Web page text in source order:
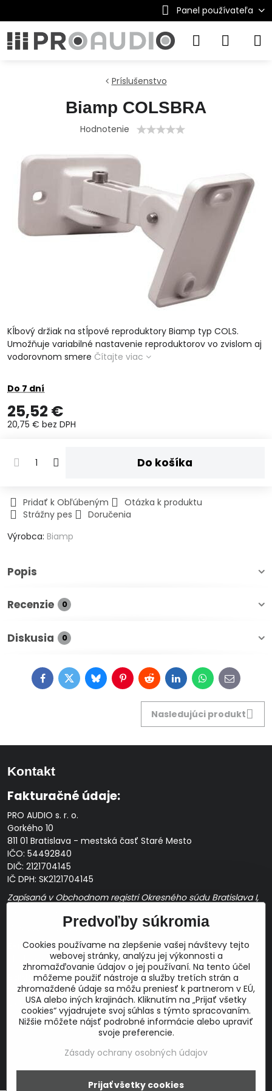
Panel používateľa
Príslušenstvo
Biamp COLSBRA
Hodnotenie
Kĺbový držiak na stĺpové reproduktory Biamp typ COLS.
Umožňuje variabilné nastavenie reproduktorov vo zvislom aj
vodorovnom smere Čítajte viac
Do 7 dní
25,52 €
20,75 € bez DPH
Do košíka
Pridať k Obľúbeným
Otázka k produktu
Strážny pes
Doručenia
Výrobca: Biamp
Popis
Recenzie 0
Diskusia 0
FacebookTwitterBlueskyPinterestRedditLinkedInWhatsApp
E-
mail
Nasledujúci produkt
Kontakt
Fakturačné údaje:
PRO AUDIO s. r. o.
Gorkého 10
811 01 Bratislava - mestská časť Staré Mesto
IČO: 54492840
DIČ: 2121704145
IČ DPH: SK2121704145
Zapísaná v Obchodnom registri Okresného súdu Bratislava I,
Prevádzková doba: pracovné dni10:00 - 14:00
E-mail:
obchod@proaudio.sk
Bankové spojenie:
Slovenská sporiteľňa, a.s.
IBAN: SK48 0900 0000 0051 9050 9782
SWIFT: GIBASKBX
©2026Copyright
Predvoľby súkromia
Cookies používame na zlepšenie vašej návštevy tejto
webovej stránky, analýzu jej výkonnosti a
zhromažďovanie údajov o jej používaní. Na tento účel
môžeme použiť nástroje a služby tretích strán a
zhromaždené údaje sa môžu preniesť k partnerom v EÚ,
USA alebo iných krajinách. Kliknutím na „Prijať všetky
cookies“ vyjadrujete svoj súhlas s týmto spracovaním.
Nižšie môžete nájsť podrobné informácie alebo upraviť
svoje preferencie.
Zásady ochrany osobných údajov
Prijať všetky cookies